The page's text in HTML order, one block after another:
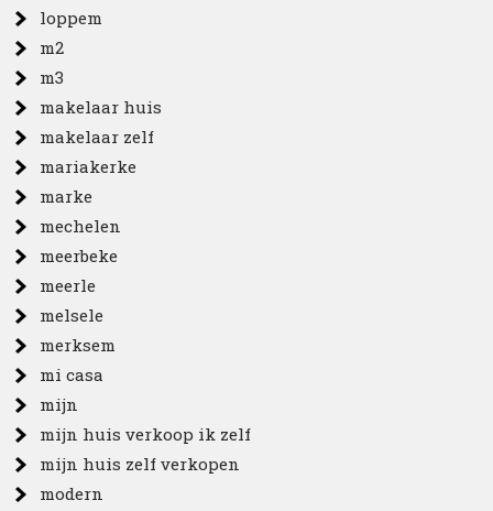
loppem
m2
m3
makelaar huis
makelaar zelf
mariakerke
marke
mechelen
meerbeke
meerle
melsele
merksem
mi casa
mijn
mijn huis verkoop ik zelf
mijn huis zelf verkopen
modern